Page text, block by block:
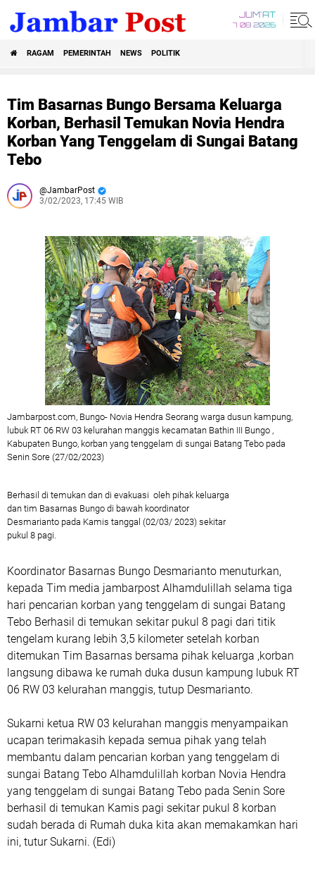
JUM'AT
7 08 2026
RAGAM PEMERINTAH NEWS POLITIK
Tim Basarnas Bungo Bersama Keluarga
Korban, Berhasil Temukan Novia Hendra
Korban Yang Tenggelam di Sungai Batang
Tebo
JambarPost
3/02/2023, 17:45 WIB
Jambarpost.com, Bungo- Novia Hendra Seorang warga dusun kampung,
lubuk RT 06 RW 03 kelurahan manggis kecamatan Bathin III Bungo ,
Kabupaten Bungo, korban yang tenggelam di sungai Batang Tebo pada
Senin Sore (27/02/2023)
Berhasil di temukan dan di evakuasi oleh pihak keluarga
dan tim Basarnas Bungo di bawah koordinator
Desmarianto pada Kamis tanggal (02/03/ 2023) sekitar
pukul 8 pagi.
Koordinator Basarnas Bungo Desmarianto menuturkan,
kepada Tim media jambarpost Alhamdulillah selama tiga
hari pencarian korban yang tenggelam di sungai Batang
Tebo Berhasil di temukan sekitar pukul 8 pagi dari titik
tengelam kurang lebih 3,5 kilometer setelah korban
ditemukan Tim Basarnas bersama pihak keluarga ,korban
langsung dibawa ke rumah duka dusun kampung lubuk RT
06 RW 03 kelurahan manggis, tutup Desmarianto.
Sukarni ketua RW 03 kelurahan manggis menyampaikan
ucapan terimakasih kepada semua pihak yang telah
membantu dalam pencarian korban yang tenggelam di
sungai Batang Tebo Alhamdulillah korban Novia Hendra
yang tenggelam di sungai Batang Tebo pada Senin Sore
berhasil di temukan Kamis pagi sekitar pukul 8 korban
sudah berada di Rumah duka kita akan memakamkan hari
ini, tutur Sukarni. (Edi)